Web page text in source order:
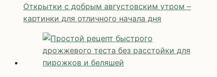
Открытки с добрым августовским утром –
картинки для отличного начала дня